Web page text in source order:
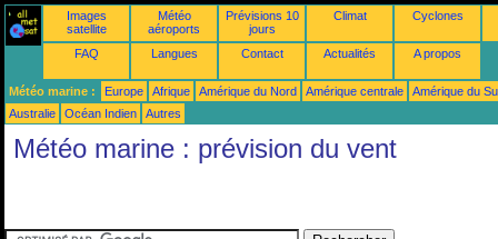
Images
satellite
Météo
aéroports
Prévisions 10
jours
Climat Cyclones
FAQ Langues Contact Actualités A propos
Météo marine : Europe Afrique Amérique du Nord Amérique centrale
Amérique du
Australie
Océan Indien Autres
Météo marine : prévision du vent